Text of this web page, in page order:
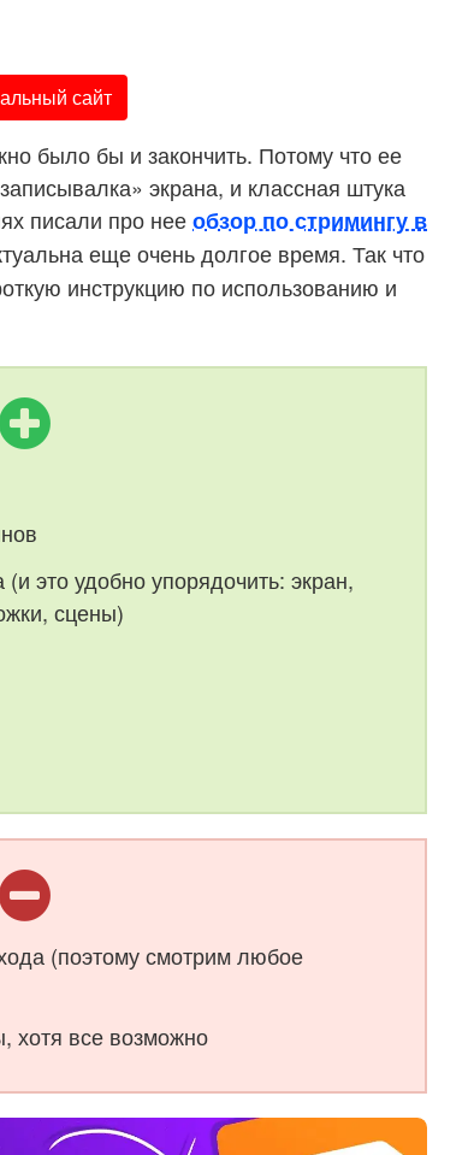
сайт
было бы и закончить. Потому что ее
экрана, и классная штука
писали про нееобзор по стримингу в
еще очень долгое время. Так что
инструкцию по использованию и
это удобно упорядочить: экран,
сцены)
(поэтому смотрим любое
хотя все возможно